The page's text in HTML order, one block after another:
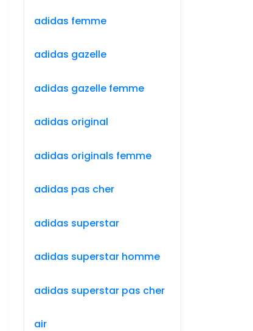
adidas femme
adidas gazelle
adidas gazelle femme
adidas original
adidas originals femme
adidas pas cher
adidas superstar
adidas superstar homme
adidas superstar pas cher
air